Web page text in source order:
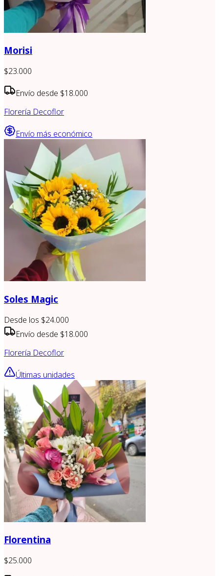
Morisi
$23.000
Envío desde $18.000
Florería Decoflor
Envío más económico
Soles Magic
Desde los $24.000
Envío desde $18.000
Florería Decoflor
Últimas unidades
Florentina
$25.000